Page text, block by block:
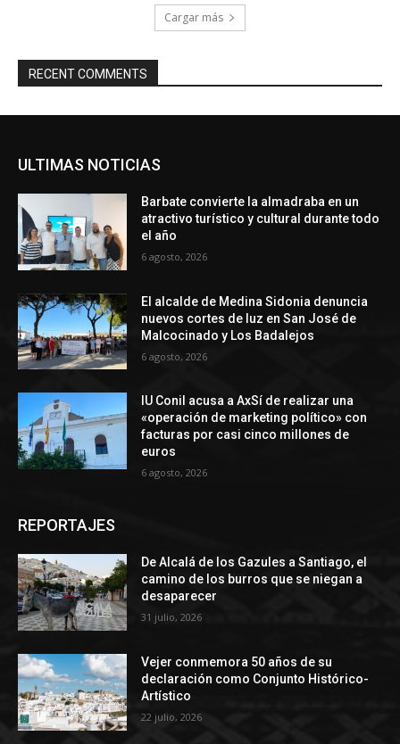
Cargar más
RECENT COMMENTS
ULTIMAS NOTICIAS
Barbate convierte la almadraba en un
atractivo turístico y cultural durante todo
el año
6 agosto, 2026
El alcalde de Medina Sidonia denuncia
nuevos cortes de luz en San José de
Malcocinado y Los Badalejos
6 agosto, 2026
IU Conil acusa a AxSí de realizar una
«operación de marketing político» con
facturas por casi cinco millones de
euros
6 agosto, 2026
REPORTAJES
De Alcalá de los Gazules a Santiago, el
camino de los burros que se niegan a
desaparecer
31 julio, 2026
Vejer conmemora 50 años de su
declaración como Conjunto Histórico-
Artístico
22 julio, 2026